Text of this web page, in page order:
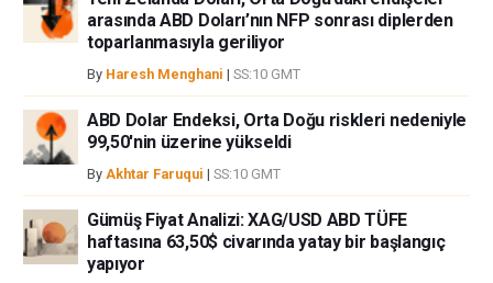
arasında ABD Doları’nın NFP sonrası diplerden
toparlanmasıyla geriliyor
By Haresh Menghani | SS:10 GMT
ABD Dolar Endeksi, Orta Doğu riskleri nedeniyle
99,50'nin üzerine yükseldi
By Akhtar Faruqui | SS:10 GMT
Gümüş Fiyat Analizi: XAG/USD ABD TÜFE
haftasına 63,50$ civarında yatay bir başlangıç
yapıyor